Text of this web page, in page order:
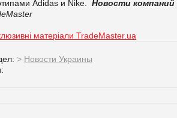
Adidas и Nike. Новости компаний
матеріали TradeMaster.ua
> Новости Украины